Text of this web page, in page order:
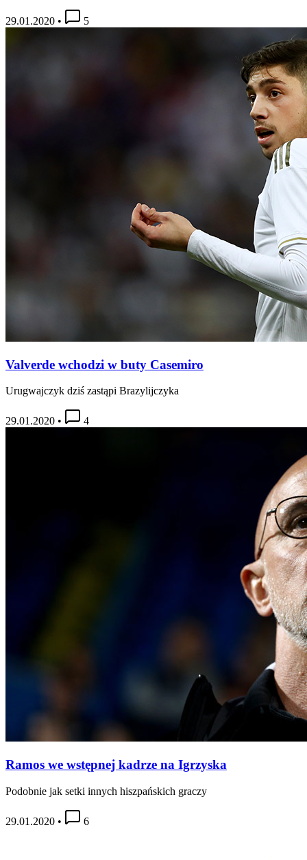
29.01.2020 • 5
Valverde wchodzi w buty Casemiro
Urugwajczyk dziś zastąpi Brazylijczyka
29.01.2020 • 4
Ramos we wstępnej kadrze na Igrzyska
Podobnie jak setki innych hiszpańskich graczy
29.01.2020 • 6